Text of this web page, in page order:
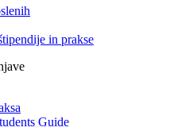
in prakse
Guide